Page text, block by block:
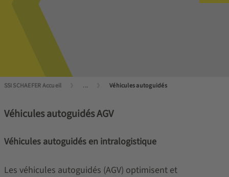
SSI SCHAEFER Accueil ... Véhicules autoguidés
Véhicules autoguidés AGV
Véhicules autoguidés en intralogistique
Les véhicules autoguidés (AGV) optimisent et